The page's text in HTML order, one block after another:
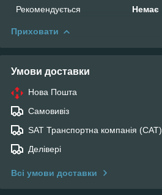
Рекомендується
Немає
Приховати
Умови доставки
Нова Пошта
Самовивіз
SAT Транспортна компанія (САТ)
Делівері
Всі умови доставки